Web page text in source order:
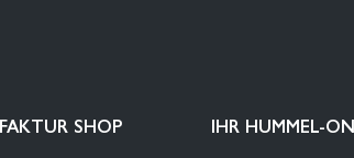
SHOP IHR HUMMEL-